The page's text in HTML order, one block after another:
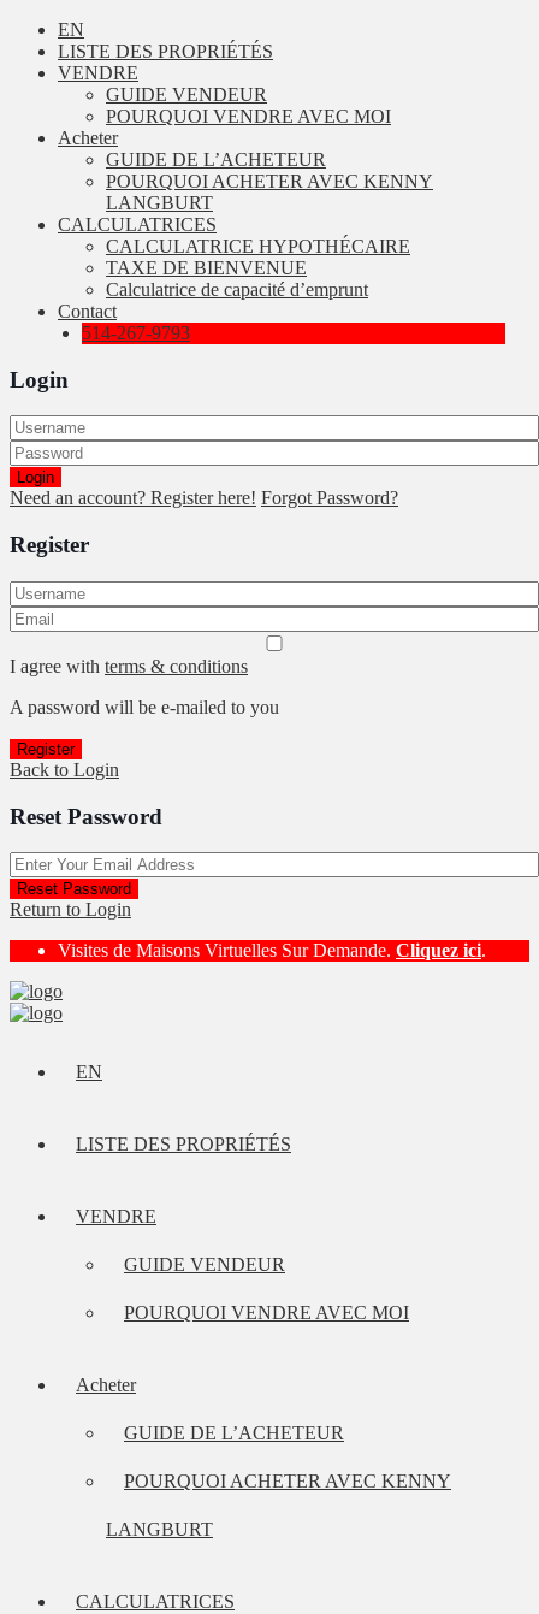
EN
LISTE DES PROPRIÉTÉS
VENDRE
GUIDE VENDEUR
POURQUOI VENDRE AVEC MOI
Acheter
GUIDE DE L’ACHETEUR
POURQUOI ACHETER AVEC KENNY
LANGBURT
CALCULATRICES
CALCULATRICE HYPOTHÉCAIRE
TAXE DE BIENVENUE
Calculatrice de capacité d’emprunt
Contact
514-267-9793
Login
Login
Need an account? Register here! Forgot Password?
Register
I agree with terms & conditions
A password will be e-mailed to you
Register
Back to Login
Reset Password
Reset Password
Return to Login
Visites de Maisons Virtuelles Sur Demande. Cliquez ici.
EN
LISTE DES PROPRIÉTÉS
VENDRE
GUIDE VENDEUR
POURQUOI VENDRE AVEC MOI
Acheter
GUIDE DE L’ACHETEUR
POURQUOI ACHETER AVEC KENNY
LANGBURT
CALCULATRICES